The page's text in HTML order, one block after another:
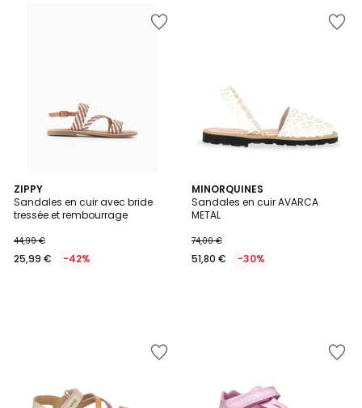
ZIPPY
Sandales en cuir avec bride
tressée et rembourrage
44,99 €
25,99 € -42%
MINORQUINES
Sandales en cuir AVARCA
METAL
74,00 €
51,80 € -30%